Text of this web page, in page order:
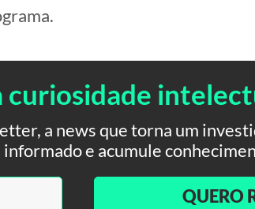
curiosidade
a news que torna um
e acumule
QUERO